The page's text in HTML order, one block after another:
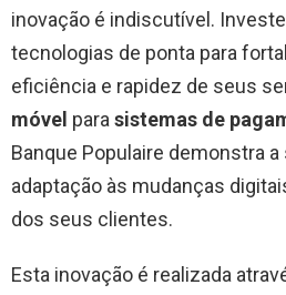
inovação é indiscutível.
tecnologias de ponta para
eficiência e rapidez de seus
móvel parasistemas de
Banque Populaire demonstra
adaptação às mudanças
dos seus clientes.
Esta inovação é realizada